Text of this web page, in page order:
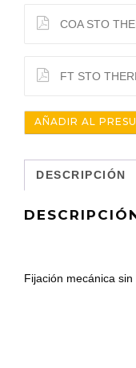
COA STO
FT STO
AÑADIR AL
DESCRIPCIÓN
Fijación mecánica